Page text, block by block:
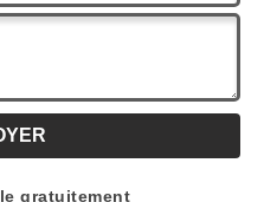
gratuitement